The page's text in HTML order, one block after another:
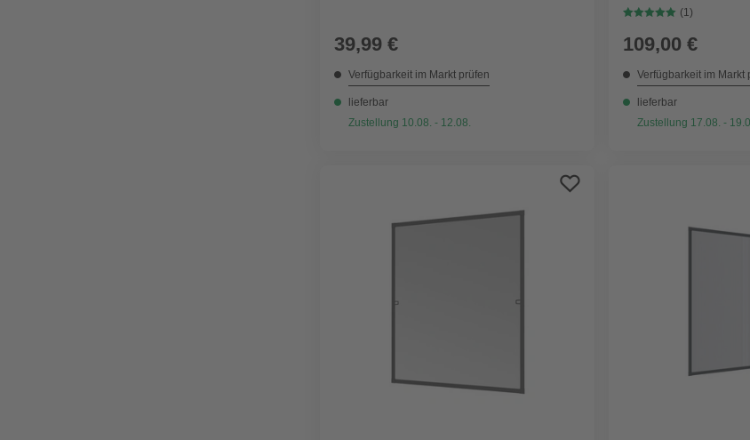
39,99 €
Verfügbarkeit im Markt prüfen
lieferbar
Zustellung 10.08. - 12.08.
(1)
109,00 €
Verfügbarkeit im Markt
lieferbar
Zustellung 17.08. -